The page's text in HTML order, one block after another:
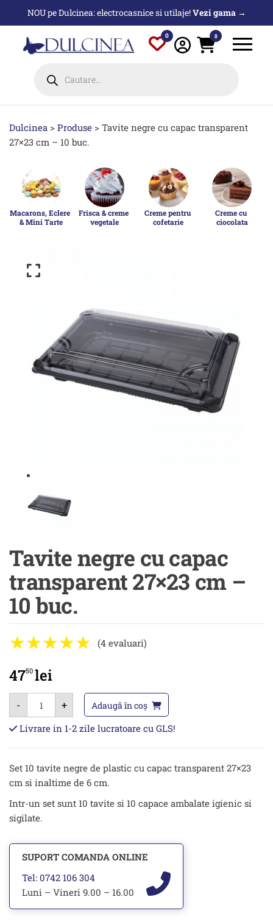
conținut
NOU pe Dulcinea: electrocasnice si utilaje!Vezi gama →
0 0
search
Dulcinea > Produse > Tavite negre cu capac transparent
27×23 cm – 10 buc.
Macarons, Eclere
& Mini Tarte
Frisca & creme
vegetale
Creme pentru
cofetarie
Creme cu
ciocolata
Tavite negre cu capac
transparent 27×23 cm –
10 buc.
(4 evaluari)
4750 lei
-
Cantitate
Tavite
negre
cu
capac
–
10
buc.
+ Adaugă în coș
Livrare in 1-2 zile lucratoare cu GLS!
Set 10 tavite negre de plastic cu capac transparent 27×23
cm si inaltime de 6 cm.
Intr-un set sunt 10 tavite si 10 capace ambalate igienic si
sigilate.
SUPORT COMANDA ONLINE
Tel: 0742 106 304
Luni – Vineri 9.00 – 16.00